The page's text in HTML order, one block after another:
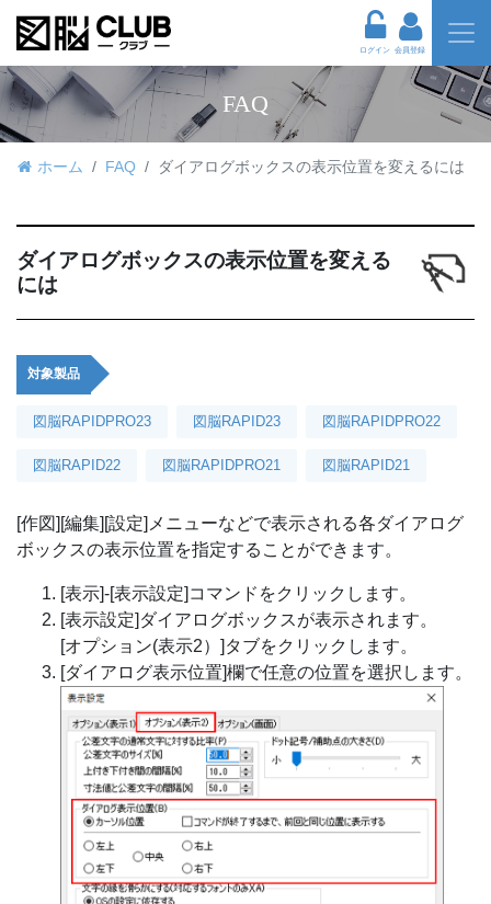
ログイン 会員登録
FAQ
ホーム FAQ ダイアログボックスの表示位置を変えるには
ダイアログボックスの表示位置を変える
には
対象製品
図脳RAPIDPRO23 図脳RAPID23 図脳RAPIDPRO22
図脳RAPID22 図脳RAPIDPRO21 図脳RAPID21
[作図][編集][設定]メニューなどで表示される各ダイアログ
ボックスの表示位置を指定することができます。
[表示]-[表示設定]コマンドをクリックします。
[表示設定]ダイアログボックスが表示されます。
[オプション(表示2）]タブをクリックします。
[ダイアログ表示位置]欄で任意の位置を選択します。